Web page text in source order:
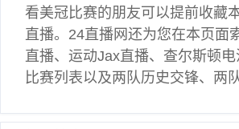
看美冠比赛的朋友可以提前收藏
直播。24直播网还为您在本页面
直播、运动Jax直播、查尔斯顿
比赛列表以及两队历史交锋、两